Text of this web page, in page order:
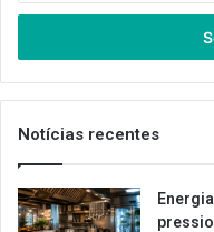
seu
de
email
Notícias recentes